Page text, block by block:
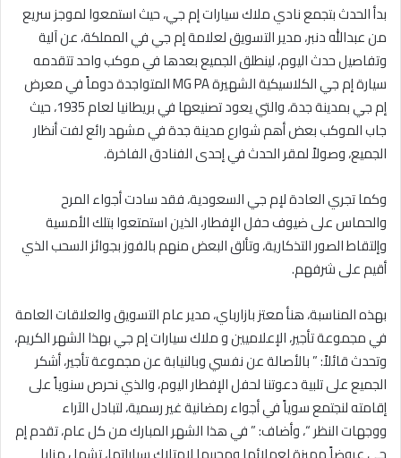
بدأ الحدث بتجمع نادي ملاك سيارات إم جي، حيث استمعوا لموجز سريع
من عبدالله دنبر، مدير التسويق لعلامة إم جي في المملكة، عن آلية
وتفاصيل حدث اليوم، لينطلق الجميع بعدها في موكب واحد تتقدمه
سيارة إم جي الكلاسيكية الشهيرةMG PAالمتواجدة دوماً في معرض
إم جي بمدينة جدة، والتي يعود تصنيعها في بريطانيا لعام 1935، حيث
جاب الموكب بعض أهم شوارع مدينة جدة في مشهد رائع لفت أنظار
الجميع، وصولاً لمقر الحدث في إحدى الفنادق الفاخرة.
وكما تجري العادة لإم جي السعودية، فقد سادت أجواء المرح
والحماس على ضيوف حفل الإفطار، الذين استمتعوا بتلك الأمسية
وإلتقاط الصور التذكارية، وتألق البعض منهم بالفوز بجوائز السحب الذي
أقيم على شرفهم.
بهذه المناسبة، هنأ معتز بازارباي، مدير عام التسويق والعلاقات العامة
في مجموعة تأجير، الإعلاميين و ملاك سيارات إم جي بهذا الشهر الكريم،
وتحدث قائلاً: ” بالأصالة عن نفسي وبالنيابة عن مجموعة تأجير، أشكر
الجميع على تلبية دعوتنا لحفل الإفطار اليوم، والذي نحرص سنوياً على
إقامته لنجتمع سوياً في أجواء رمضانية غير رسمية، لتبادل الآراء
ووجهات النظر “، وأضاف: ” في هذا الشهر المبارك من كل عام، تقدم إم